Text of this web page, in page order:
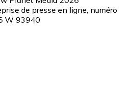
de presse en ligne, numéro
W 93940